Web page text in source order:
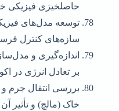
حاصلخیزی فیزیکی
توسعه مدل‌های
سازه‌های کنترل
اندازه‌گیری و
بر تعادل انرژی در
بررسی انتقال جرم
خاک (مالچ) و تأثیر